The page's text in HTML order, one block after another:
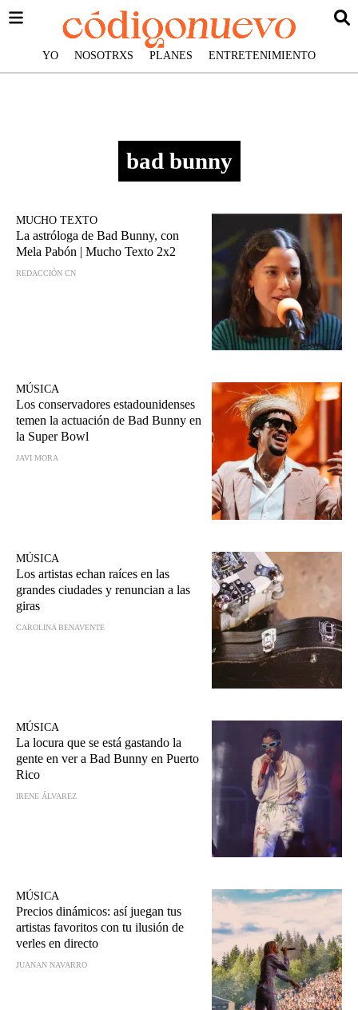
YO NOSOTRXS PLANES ENTRETENIMIENTO
bad bunny
MUCHO TEXTO
La astróloga de Bad Bunny, con
Mela Pabón | Mucho Texto 2x2
REDACCIÓN CN
MÚSICA
Los conservadores estadounidenses
temen la actuación de Bad Bunny en
la Super Bowl
JAVI MORA
MÚSICA
Los artistas echan raíces en las
grandes ciudades y renuncian a las
giras
CAROLINA BENAVENTE
MÚSICA
La locura que se está gastando la
gente en ver a Bad Bunny en Puerto
Rico
IRENE ÁLVAREZ
MÚSICA
Precios dinámicos: así juegan tus
artistas favoritos con tu ilusión de
verles en directo
JUANAN NAVARRO